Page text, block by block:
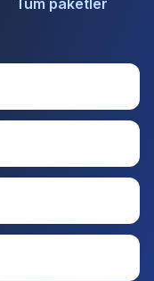
Tüm paketler